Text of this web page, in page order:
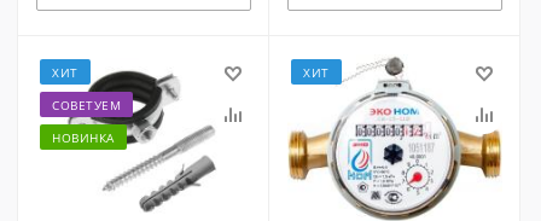
ХИТ
СОВЕТУЕМ
НОВИНКА
ХИТ